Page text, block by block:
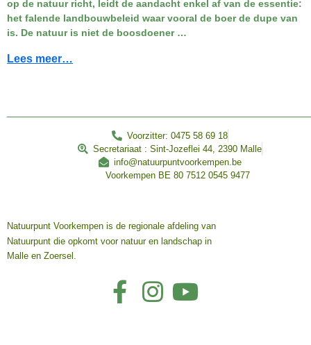
op de natuur richt, leidt de aandacht enkel af van de essentie:
het falende landbouwbeleid waar vooral de boer de dupe van
is. De natuur is niet de boosdoener …
Lees meer…
Voorzitter: 0475 58 69 18
Secretariaat : Sint-Jozeflei 44, 2390 Malle
info@natuurpuntvoorkempen.be
Voorkempen BE 80 7512 0545 9477
Natuurpunt Voorkempen is de regionale afdeling van
Natuurpunt die opkomt voor natuur en landschap in
Malle en Zoersel.